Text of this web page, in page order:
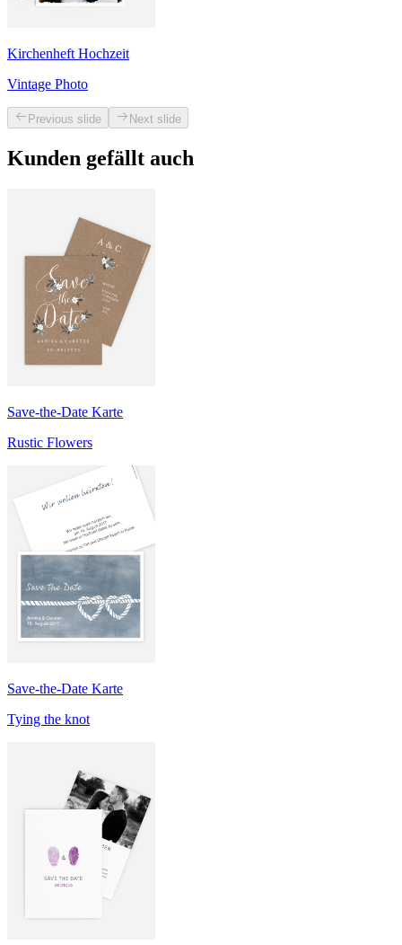
Kirchenheft Hochzeit
Vintage Photo
Previous slide Next slide
Kunden gefällt auch
Save-the-Date Karte
Rustic Flowers
Save-the-Date Karte
Tying the knot